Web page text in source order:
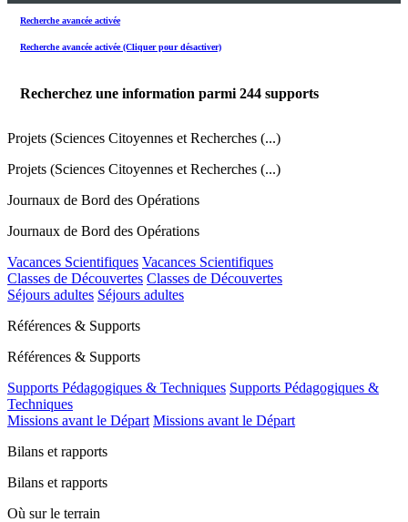
Recherche avancée activée
Recherche avancée activée (Cliquer pour désactiver)
Recherchez une information parmi 244 supports
Projets (Sciences Citoyennes et Recherches (...)
Projets (Sciences Citoyennes et Recherches (...)
Journaux de Bord des Opérations
Journaux de Bord des Opérations
Vacances Scientifiques Vacances Scientifiques
Classes de Découvertes Classes de Découvertes
Séjours adultes Séjours adultes
Références & Supports
Références & Supports
Supports Pédagogiques & Techniques Supports Pédagogiques &
Techniques
Missions avant le Départ Missions avant le Départ
Bilans et rapports
Bilans et rapports
Où sur le terrain